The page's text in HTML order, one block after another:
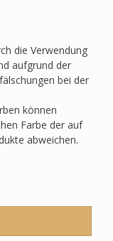
die Verwendung
aufgrund der
bei der
können
Farbe der auf
abweichen.